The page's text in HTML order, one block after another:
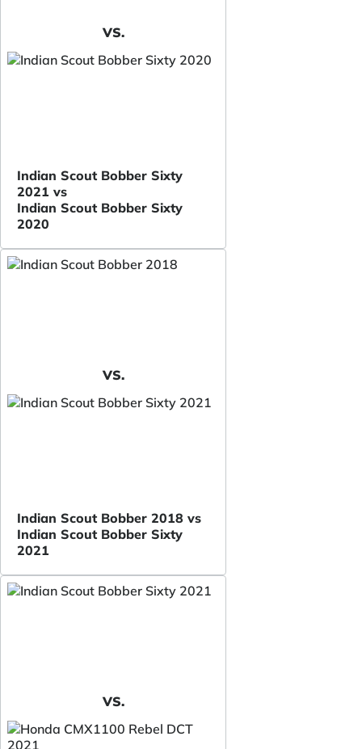
VS.
Indian Scout Bobber Sixty
2021 vs
Indian Scout Bobber Sixty
2020
VS.
Indian Scout Bobber 2018 vs
Indian Scout Bobber Sixty
2021
VS.